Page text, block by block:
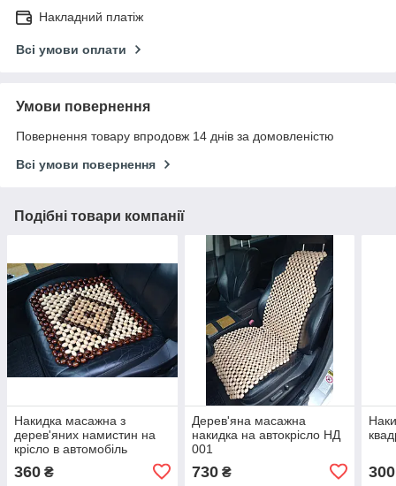
Накладний платіж
Всі умови оплати
Умови повернення
Повернення товару впродовж 14 днів за домовленістю
Всі умови повернення
Подібні товари компанії
Накидка масажна з
дерев'яних намистин на
крісло в автомобіль
360 ₴
Дерев'яна масажна
накидка на автокрісло НД
001
730₴ 300